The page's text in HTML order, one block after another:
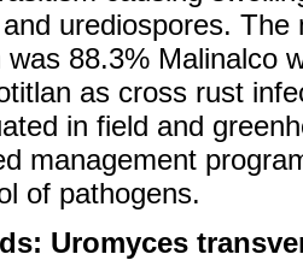
urediospores.
was 88.3% Malinalco
as cross rust
in field and
management
of pathogens.
Uromyces